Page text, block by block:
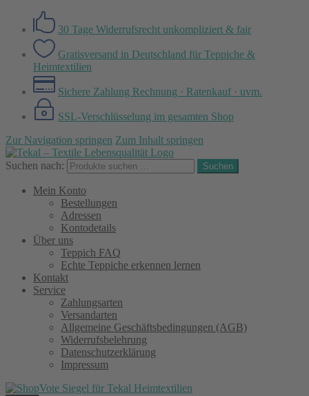
30 Tage Widerrufsrecht unkompliziert & fair
Gratisversand in Deutschland für Teppiche &
Heimtextilien
Sichere Zahlung Rechnung · Ratenkauf · uvm.
SSL-Verschlüsselung im gesamten Shop
Zur Navigation springen Zum Inhalt springen
Suchen nach: Suchen
Mein Konto
Bestellungen
Adressen
Kontodetails
Über uns
Teppich FAQ
Echte Teppiche erkennen lernen
Kontakt
Service
Zahlungsarten
Versandarten
Allgemeine Geschäftsbedingungen (AGB)
Widerrufsbelehrung
Datenschutzerklärung
Impressum